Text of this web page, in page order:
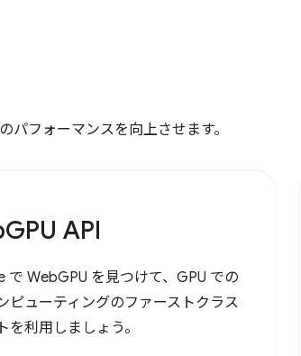
フォーマンスを向上させます。
API
で WebGPU を見つけて、GPU での
ピューティングのファーストクラス
を利用しましょう。